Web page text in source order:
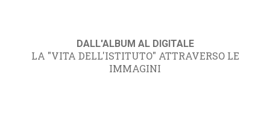
DALL'ALBUM AL DIGITALE
LA "VITA DELL'ISTITUTO" ATTRAVERSO LE
IMMAGINI